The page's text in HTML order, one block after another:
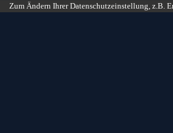
Zum Ändern Ihrer Datenschutzeinstellung,